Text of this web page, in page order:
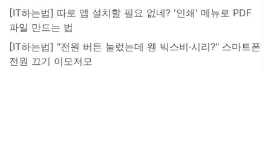
[IT하는법] 따로 앱 설치할 필요 없네? '인쇄' 메뉴로 PDF
파일 만드는 법
[IT하는법] "전원 버튼 눌렀는데 웬 빅스비·시리?" 스마트폰
전원 끄기 이모저모